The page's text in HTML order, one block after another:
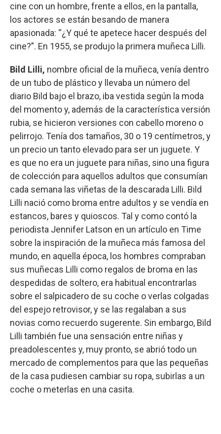
cine con un hombre, frente a ellos, en la pantalla,
los actores se están besando de manera
apasionada: “¿Y qué te apetece hacer después del
cine?”. En 1955, se produjo la primera muñeca Lilli.
Bild Lilli, nombre oficial de la muñeca, venía dentro
de un tubo de plástico y llevaba un número del
diario Bild bajo el brazo, iba vestida según la moda
del momento y, además de la característica versión
rubia, se hicieron versiones con cabello moreno o
pelirrojo. Tenía dos tamaños, 30 o 19 centímetros, y
un precio un tanto elevado para ser un juguete. Y
es que no era un juguete para niñas, sino una figura
de colección para aquellos adultos que consumían
cada semana las viñetas de la descarada Lilli. Bild
Lilli nació como broma entre adultos y se vendía en
estancos, bares y quioscos. Tal y como contó la
periodista Jennifer Latson en un artículo en Time
sobre la inspiración de la muñeca más famosa del
mundo, en aquella época, los hombres compraban
sus muñecas Lilli como regalos de broma en las
despedidas de soltero, era habitual encontrarlas
sobre el salpicadero de su coche o verlas colgadas
del espejo retrovisor, y se las regalaban a sus
novias como recuerdo sugerente. Sin embargo, Bild
Lilli también fue una sensación entre niñas y
preadolescentes y, muy pronto, se abrió todo un
mercado de complementos para que las pequeñas
de la casa pudiesen cambiar su ropa, subirlas a un
coche o meterlas en una casita.